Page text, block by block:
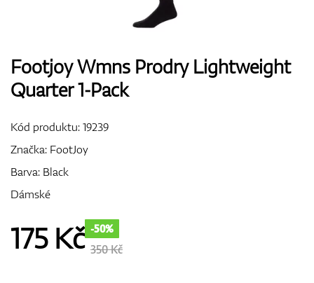
Bagy
Footjoy Wmns Prodry Lightweight
Quarter 1-Pack
Kód produktu:19239
Značka: FootJoy
Barva: Black
Dámské
175Kč -50%
350 Kč